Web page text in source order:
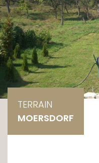
TERRAIN
MOERSDORF